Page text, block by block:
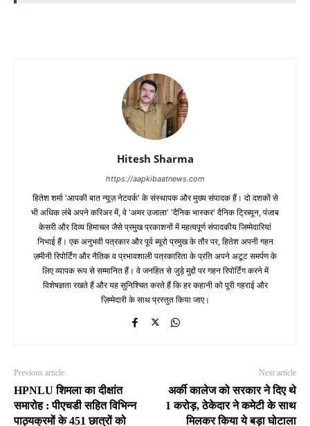
Hitesh Sharma
https://aapkibaatnews.com
हितेश शर्मा 'आपकी बात न्यूज़ नेटवर्क' के संस्थापक और मुख्य संपादक हैं। दो दशकों से
भी अधिक लंबे अपने करिअर में, वे 'अमर उजाला' 'दैनिक भास्कर' दैनिक ट्रिब्यून, पंजाब
केसरी और दिव्य हिमाचल जैसे प्रमुख प्रकाशनों में महत्वपूर्ण संपादकीय जिम्मेदारियां
निभाई हैं। एक अनुभवी पत्रकार और पूर्व ब्यूरो प्रमुख के तौर पर, हितेश अपनी गहन
ज़मीनी रिपोर्टिंग और नैतिक व प्रभावशाली पत्रकारिता के प्रति अपने अटूट समर्पण के
लिए व्यापक रूप से सम्मानित हैं। वे जनहित से जुड़े मुद्दों पर गहन रिपोर्टिंग करने में
विशेषज्ञता रखते हैं और यह सुनिश्चित करते हैं कि हर कहानी को पूरी गहराई और
ज़िम्मेदारी के साथ प्रस्तुत किया जाए।
Previous article
HPNLU शिमला का दीक्षांत
समारोह : पीएचडी सहित विभिन्न
पाठ्यक्रमों के 451 छात्रों को
Next article
अर्की कालेज को सरकार ने दिए थे
1 करोड़, ठेकेदार ने कमेटी के साथ
मिलकर किया ये बड़ा घोटाला